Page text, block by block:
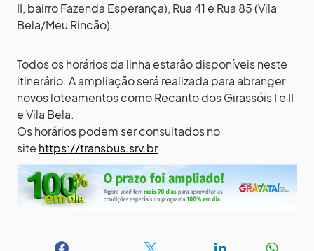
II, bairro Fazenda Esperança), Rua 41 e Rua 85 (Vila
Bela/Meu Rincão).
Todos os horários da linha estarão disponíveis neste
itinerário. A ampliação será realizada para abranger
novos loteamentos como Recanto dos Girassóis I e II
e Vila Bela.
Os horários podem ser consultados no
site https://transbus.srv.br